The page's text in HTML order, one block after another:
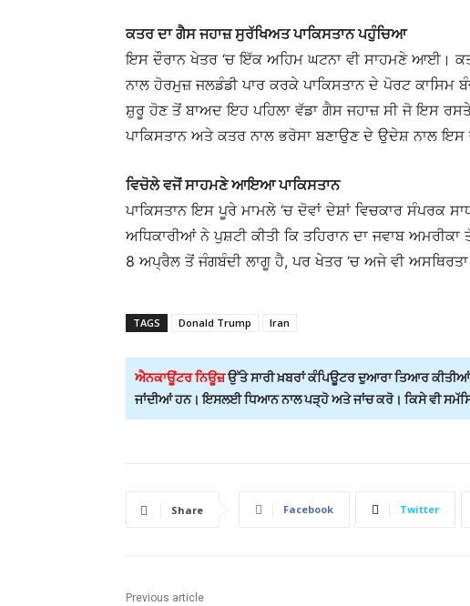
ਕਤਰ ਦਾ ਗੈਸ ਜਹਾਜ਼ ਸੁਰੱਖਿਅਤ ਪਾਕਿਸਤਾਨ ਪਹੁੰਚਿਆ
ਇਸ ਦੌਰਾਨ ਖੇਤਰ ‘ਚ ਇੱਕ ਅਹਿਮ ਘਟਨਾ ਵੀ ਸਾਹਮਣੇ ਆਈ।
ਨਾਲ ਹੋਰਮੁਜ਼ ਜਲਡੰਡੀ ਪਾਰ ਕਰਕੇ ਪਾਕਿਸਤਾਨ ਦੇ ਪੋਰਟ
ਸ਼ੁਰੂ ਹੋਣ ਤੋਂ ਬਾਅਦ ਇਹ ਪਹਿਲਾ ਵੱਡਾ ਗੈਸ ਜਹਾਜ਼ ਸੀ ਜੋ ਇਸ
ਪਾਕਿਸਤਾਨ ਅਤੇ ਕਤਰ ਨਾਲ ਭਰੋਸਾ ਬਣਾਉਣ ਦੇ ਉਦੇਸ਼ ਨਾਲ ਇਸ
ਵਿਚੋਲੇ ਵਜੋਂ ਸਾਹਮਣੇ ਆਇਆ ਪਾਕਿਸਤਾਨ
ਪਾਕਿਸਤਾਨ ਇਸ ਪੂਰੇ ਮਾਮਲੇ ‘ਚ ਦੋਵਾਂ ਦੇਸ਼ਾਂ ਵਿਚਕਾਰ ਸੰਪਰਕ
ਅਧਿਕਾਰੀਆਂ ਨੇ ਪੁਸ਼ਟੀ ਕੀਤੀ ਕਿ ਤਹਿਰਾਨ ਦਾ ਜਵਾਬ
8 ਅਪ੍ਰੈਲ ਤੋਂ ਜੰਗਬੰਦੀ ਲਾਗੂ ਹੈ, ਪਰ ਖੇਤਰ ‘ਚ ਅਜੇ ਵੀ
TAGS Donald Trump Iran
ਐਨਕਾਊਂਟਰ ਨਿਊਜ਼ਉੱਤੇ ਸਾਰੀ ਖ਼ਬਰਾਂ ਕੰਪਿਊਟਰ ਦੁਆਰਾ ਤਿਆਰ
ਜਾਂਦੀਆਂ ਹਨ। ਇਸਲਈ ਧਿਆਨ ਨਾਲ ਪੜ੍ਹੋ ਅਤੇ ਜਾਂਚ ਕਰੋ। ਕਿਸੇ ਵੀ
Share Facebook Twitter
Previous article